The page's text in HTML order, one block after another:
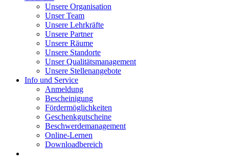
Unsere Organisation
Unser Team
Unsere Lehrkräfte
Unsere Partner
Unsere Räume
Unsere Standorte
Unser Qualitätsmanagement
Unsere Stellenangebote
Info und Service
Anmeldung
Bescheinigung
Fördermöglichkeiten
Geschenkgutscheine
Beschwerdemanagement
Online-Lernen
Downloadbereich